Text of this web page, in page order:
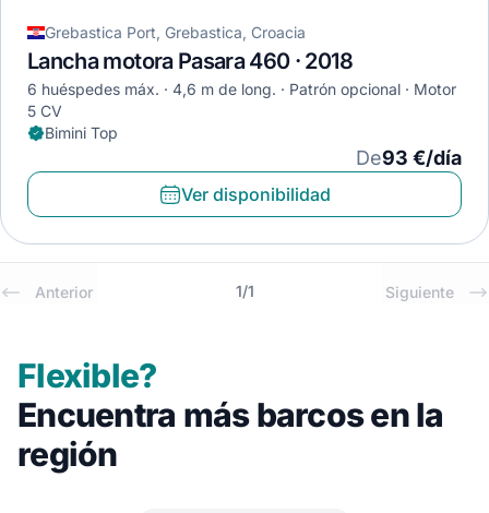
Grebastica Port, Grebastica, Croacia
Lancha motora Pasara 460 · 2018
6 huéspedes máx. 4,6 m de long. Patrón opcional
Motor
5 CV
Bimini Top
De93 €/día
Ver disponibilidad
Anterior 1/1 Siguiente
Flexible?
Encuentra más barcos en la
región